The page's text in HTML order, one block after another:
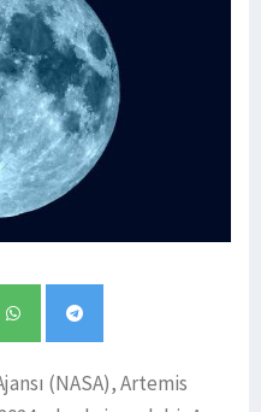
(NASA), Artemis